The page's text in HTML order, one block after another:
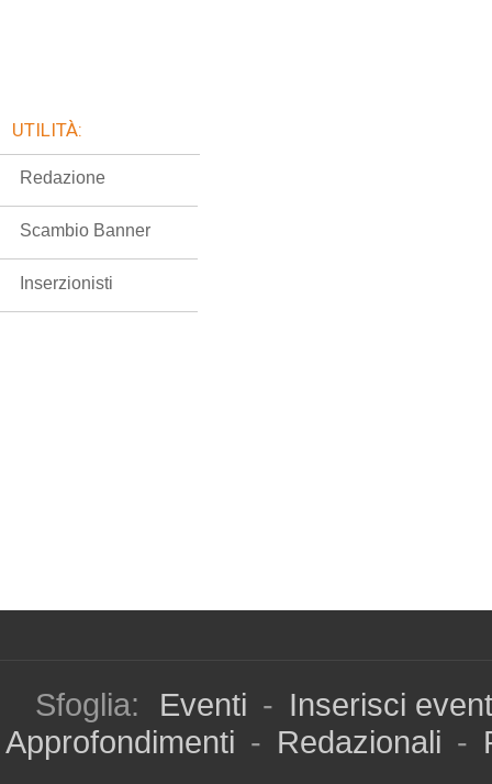
UTILITÀ:
Redazione
Scambio Banner
Inserzionisti
Sfoglia: Eventi - Inserisci
Approfondimenti - Redazionali -